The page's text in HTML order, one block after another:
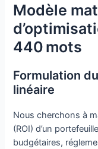
Modèle
440 mots
Formulation
linéaire
Nous cherchons à
(ROI) d’un
budgétaires,